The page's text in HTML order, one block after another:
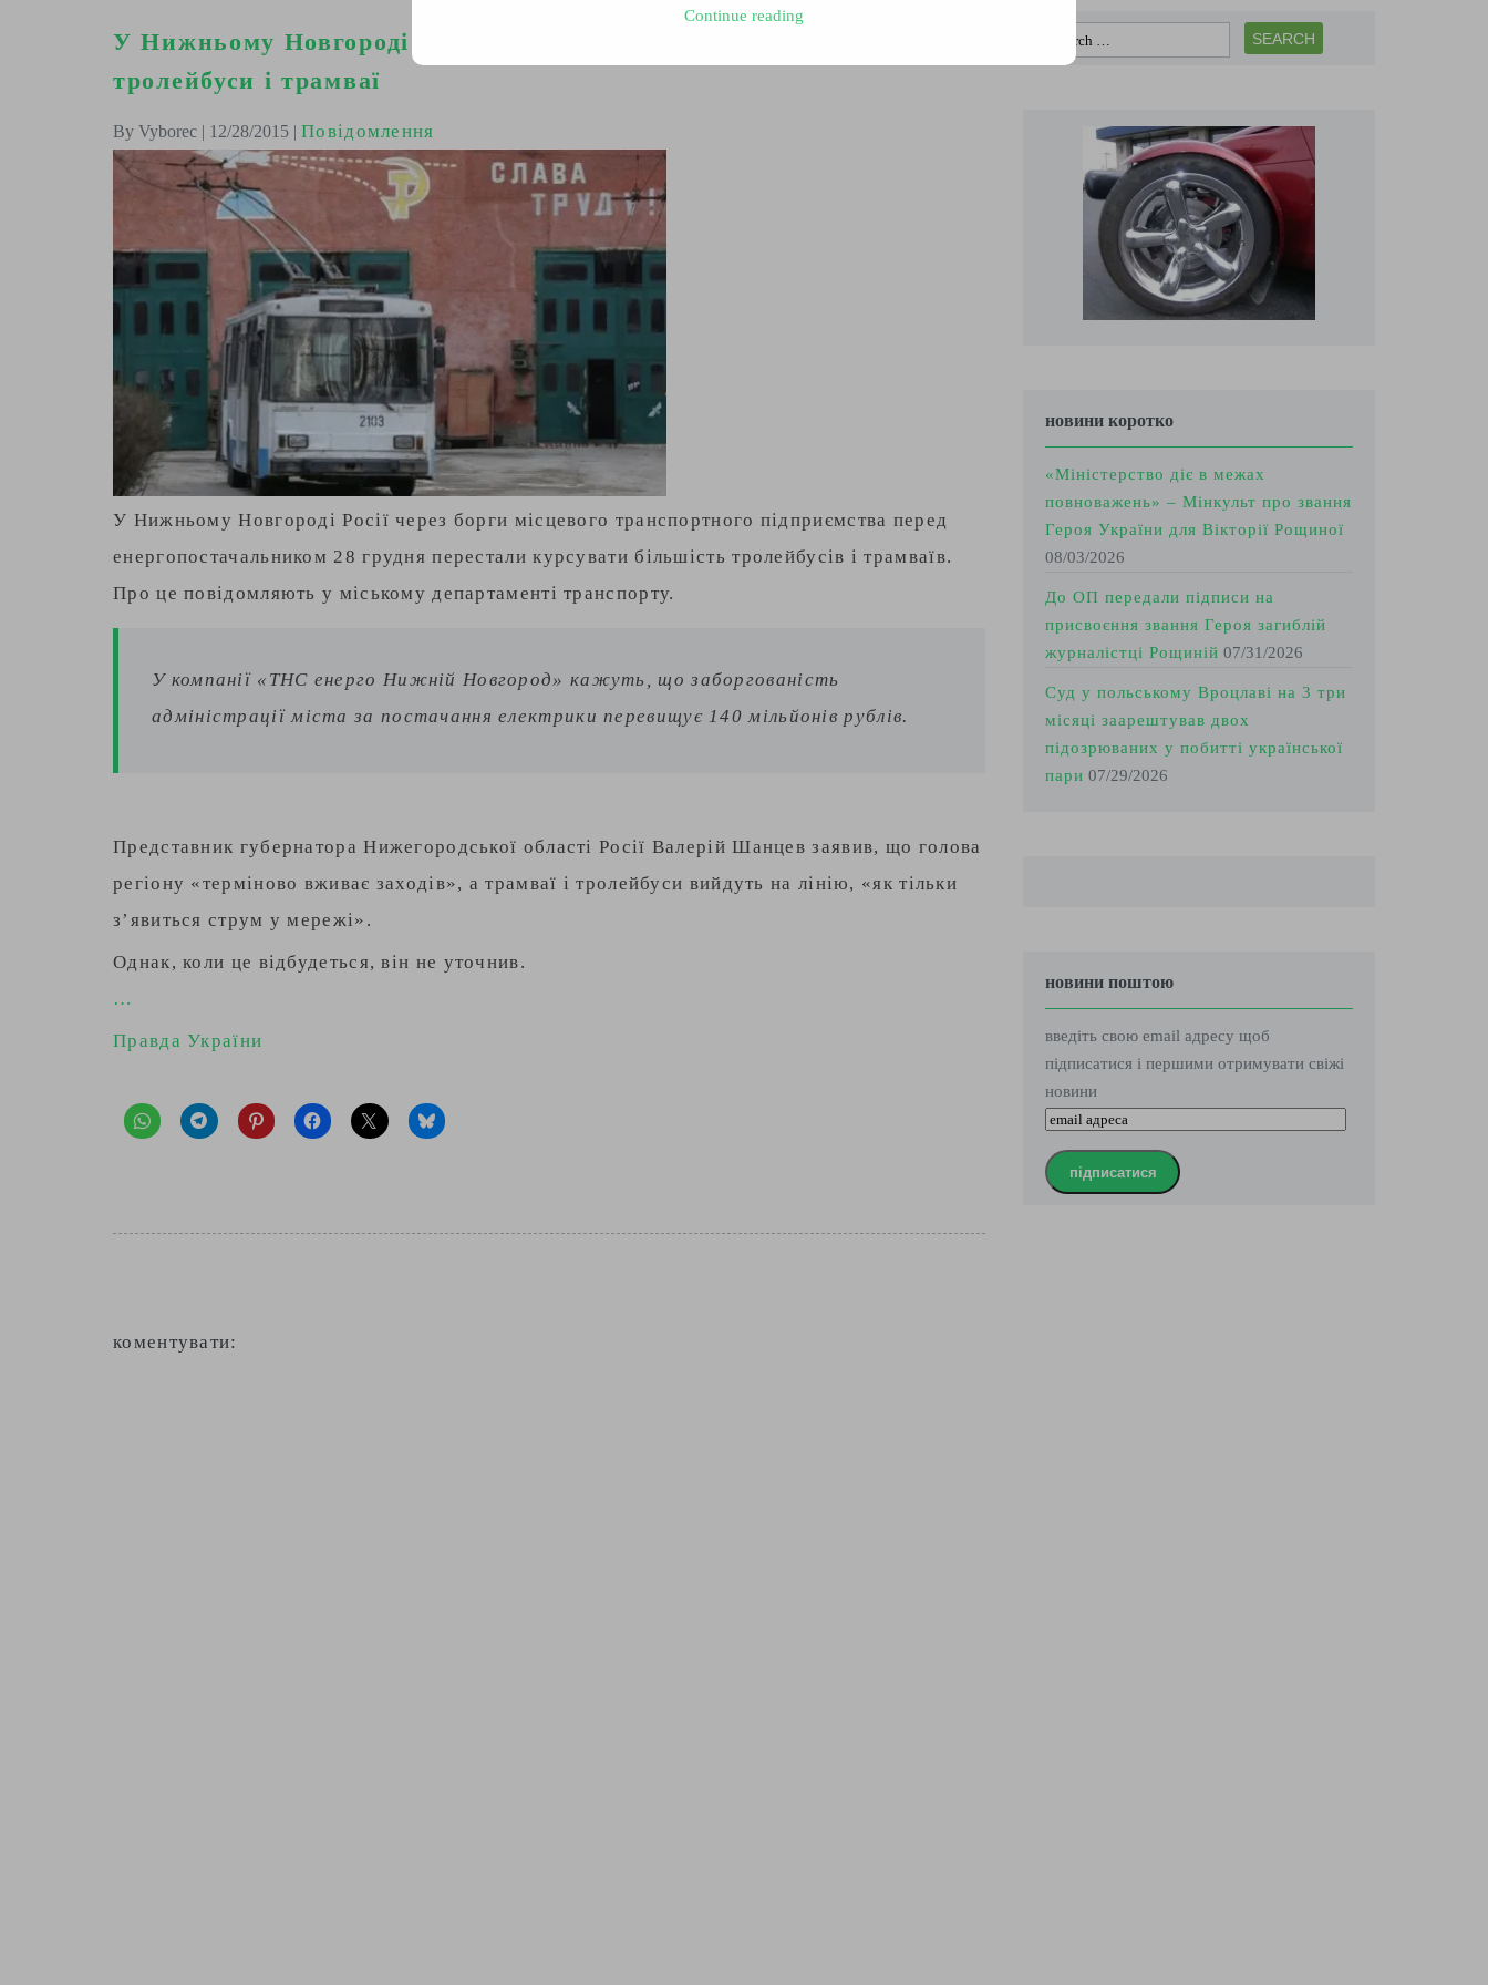
У Нижньому Новгороді путляндії через борги перестали курсувати
тролейбуси і трамваї
By Vyborec | 12/28/2015 | Повідомлення
У Нижньому Новгороді Росії через борги місцевого транспортного підприємства перед
енергопостачальником 28 грудня перестали курсувати більшість тролейбусів і трамваїв.
Про це повідомляють у міському департаменті транспорту.
У компанії «ТНС енерго Нижній Новгород» кажуть, що заборгованість
адміністрації міста за постачання електрики перевищує 140 мільйонів рублів.
Представник губернатора Нижегородської області Росії Валерій Шанцев заявив, що голова
регіону «терміново вживає заходів», а трамваї і тролейбуси вийдуть на лінію, «як тільки
з’явиться струм у мережі».
Однак, коли це відбудеться, він не уточнив.
…
Правда України
коментувати:
новини коротко
«Міністерство діє в межах
повноважень» – Мінкульт про звання
Героя України для Вікторії Рощиної
08/03/2026
До ОП передали підписи на
присвоєння звання Героя загиблій
журналістці Рощиній 07/31/2026
Суд у польському Вроцлаві на 3 три
місяці заарештував двох
підозрюваних у побитті української
пари 07/29/2026
новини поштою
введіть свою email адресу щоб
підписатися і першими отримувати свіжі
новини
підписатися
Continue reading